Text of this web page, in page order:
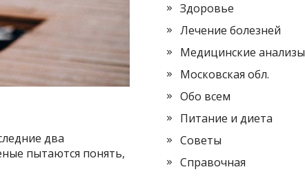
два
пытаются понять,
Здоровье
Лечение болезней
Медицинские анализы
Московская обл.
Обо всем
Питание и диета
Советы
Справочная